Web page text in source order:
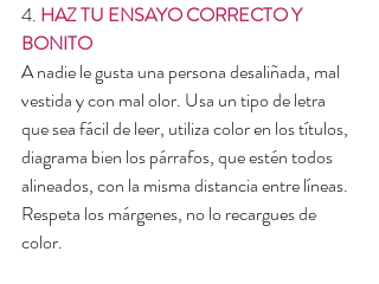
4. HAZ TU ENSAYO CORRECTO Y
BONITO
A nadie le gusta una persona desaliñada, mal
vestida y con mal olor. Usa un tipo de letra
que sea fácil de leer, utiliza color en los títulos,
diagrama bien los párrafos, que estén todos
alineados, con la misma distancia entre líneas.
Respeta los márgenes, no lo recargues de
color.